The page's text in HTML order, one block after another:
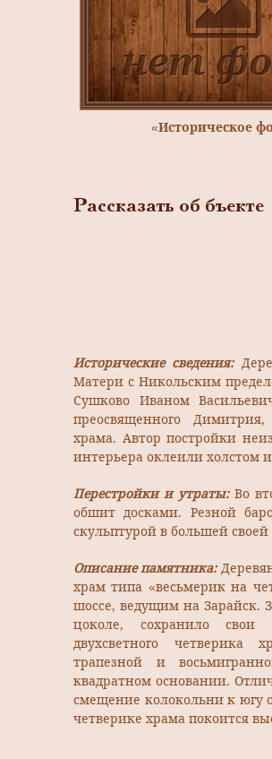
«Историческое
Рассказать об бъекте
Исторические сведения:
Матери с Никольским
Сушково Иваном
преосвященного
храма. Автор постройки
интерьера оклеили холстом
Перестройки и утраты:Во
обшит досками. Резной
скульптурой в большей
Описание памятника:
храм типа «весьмерик на
шоссе, веду­щим на Зарайск.
цоколе, сохранило свои
двухсветного четверика
трапезной и
квадратном основании.
смещение колоколь­ни к югу
четверике храма покоится